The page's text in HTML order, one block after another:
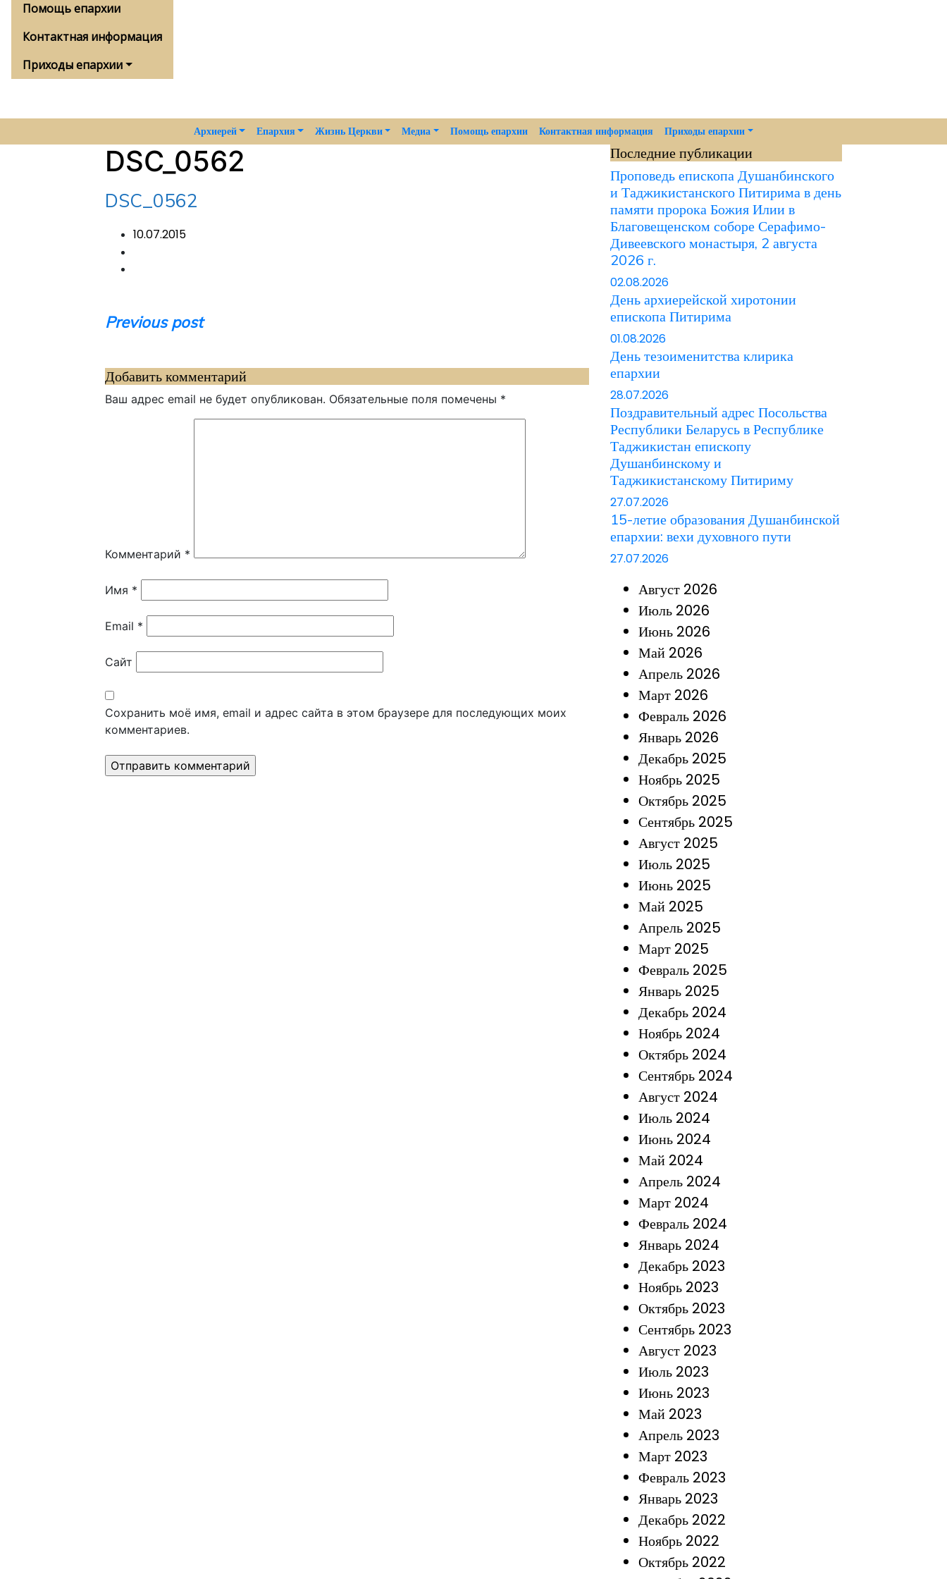
Помощь епархии
Контактная информация
Приходы епархии
Архиерей Епархия Жизнь Церкви Медиа Помощь епархии Контактная информация Приходы епархии
DSC_0562
DSC_0562
10.07.2015
Навигация
записям
Previous post
Добавить комментарий
Ваш адрес email не будет опубликован. Обязательные поля помечены *
Комментарий *
Имя *
Email *
Сайт
Сохранить моё имя, email и адрес сайта в этом браузере для последующих моих
комментариев.
Последние публикации
Проповедь епископа Душанбинского
и Таджикистанского Питирима в день
памяти пророка Божия Илии в
Благовещенском соборе Серафимо-
Дивеевского монастыря, 2 августа
2026 г.
02.08.2026
День архиерейской хиротонии
епископа Питирима
01.08.2026
День тезоименитства клирика
епархии
28.07.2026
Поздравительный адрес Посольства
Республики Беларусь в Республике
Таджикистан епископу
Душанбинскому и
Таджикистанскому Питириму
27.07.2026
15-летие образования Душанбинской
епархии: вехи духовного пути
27.07.2026
Август 2026
Июль 2026
Июнь 2026
Май 2026
Апрель 2026
Март 2026
Февраль 2026
Январь 2026
Декабрь 2025
Ноябрь 2025
Октябрь 2025
Сентябрь 2025
Август 2025
Июль 2025
Июнь 2025
Май 2025
Апрель 2025
Март 2025
Февраль 2025
Январь 2025
Декабрь 2024
Ноябрь 2024
Октябрь 2024
Сентябрь 2024
Август 2024
Июль 2024
Июнь 2024
Май 2024
Апрель 2024
Март 2024
Февраль 2024
Январь 2024
Декабрь 2023
Ноябрь 2023
Октябрь 2023
Сентябрь 2023
Август 2023
Июль 2023
Июнь 2023
Май 2023
Апрель 2023
Март 2023
Февраль 2023
Январь 2023
Декабрь 2022
Ноябрь 2022
Октябрь 2022